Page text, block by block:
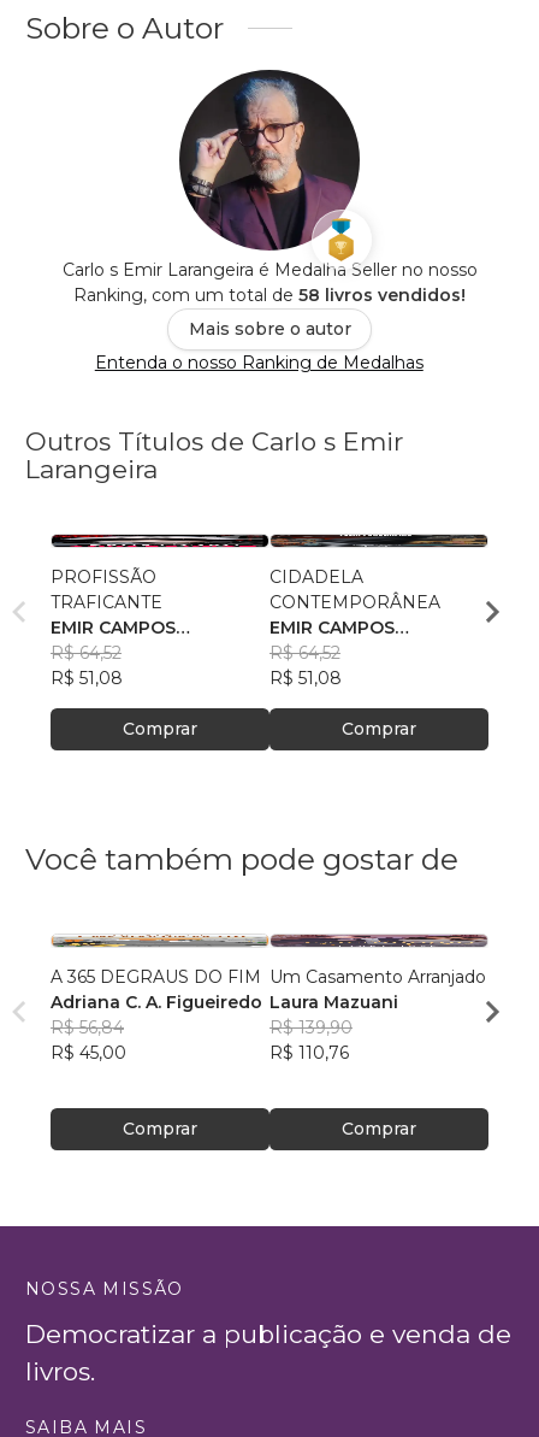
Sobre o Autor
Carlo s Emir Larangeira é Medalha Seller no nosso
Ranking, com um total de 58 livros vendidos!
Mais sobre o autor
Entenda o nosso Ranking de Medalhas
Outros Títulos de Carlo s Emir
Larangeira
PROFISSÃO
TRAFICANTE
EMIR CAMPOS
LARANGEIRA
R$ 64,52
R$ 51,08
Comprar
CIDADELA
CONTEMPORÂNEA
EMIR CAMPOS
LARANGEIRA
R$ 64,52
R$ 51,08
Comprar
EMIR
R$
Você também pode gostar de
A 365 DEGRAUS DO FIM
Adriana C. A. Figueiredo
R$ 56,84
R$ 45,00
Comprar
Um Casamento Arranjado
Laura Mazuani
R$ 139,90
R$ 110,76
Comprar
R$
NOSSA MISSÃO
Democratizar a publicação e venda de
livros.
SAIBA MAIS